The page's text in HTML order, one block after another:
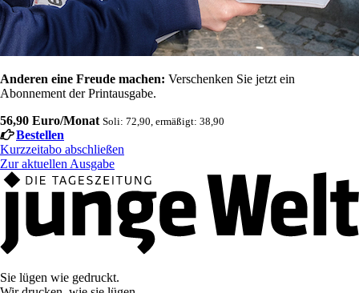
Anderen eine Freude machen: Verschenken Sie jetzt ein
Abonnement der Printausgabe.
56,90 Euro/Monat Soli: 72,90, ermäßigt: 38,90
Bestellen
Kurzzeitabo abschließen
Zur aktuellen Ausgabe
Sie lügen wie gedruckt.